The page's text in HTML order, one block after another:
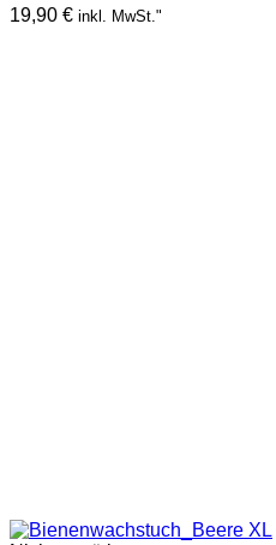
19,90 € inkl. MwSt."